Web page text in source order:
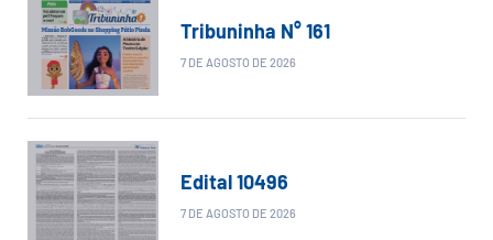
Tribuninha N° 161
7 DE AGOSTO DE 2026
Edital 10496
7 DE AGOSTO DE 2026